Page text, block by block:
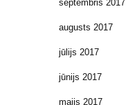
septembris 2017
augusts 2017
jūlijs 2017
jūnijs 2017
maijs 2017